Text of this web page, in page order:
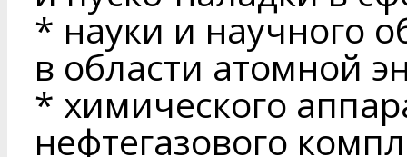
* науки и научного
в области атомной
* химического
нефтегазового